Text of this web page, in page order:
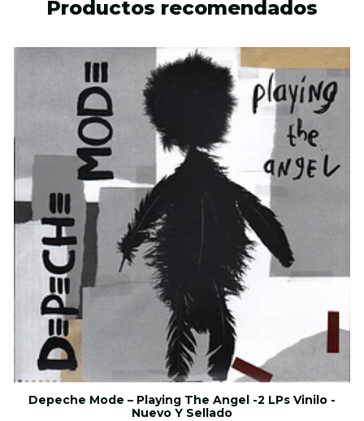
Productos recomendados
Depeche Mode – Playing The Angel -2 LPs Vinilo -
Nuevo Y Sellado